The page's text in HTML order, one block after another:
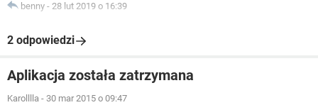
benny - 28 lut 2019 o 16:39
2 odpowiedzi
Aplikacja została zatrzymana
Karolllla - 30 mar 2015 o 09:47